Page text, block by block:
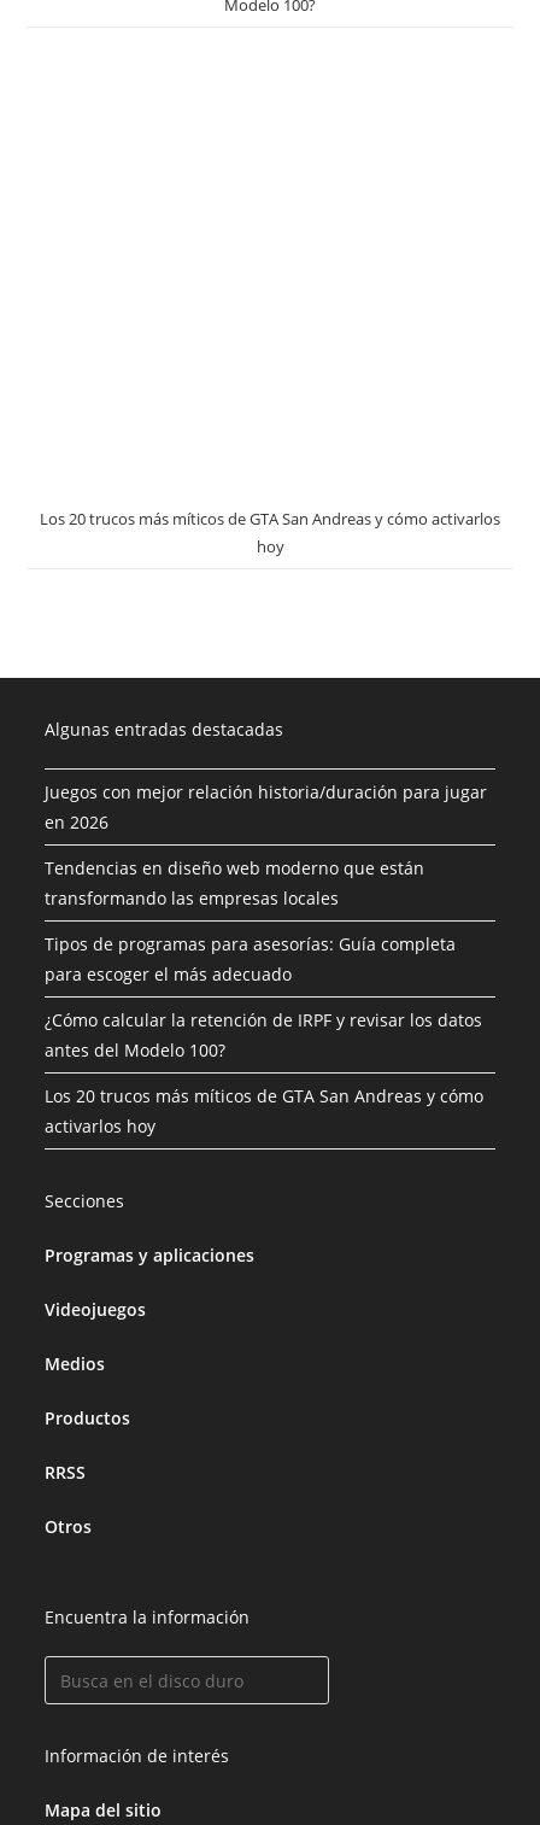
Modelo 100?
Los 20 trucos más míticos de GTA San Andreas y cómo activarlos
hoy
Algunas entradas destacadas
Juegos con mejor relación historia/duración para jugar
en 2026
Tendencias en diseño web moderno que están
transformando las empresas locales
Tipos de programas para asesorías: Guía completa
para escoger el más adecuado
¿Cómo calcular la retención de IRPF y revisar los datos
antes del Modelo 100?
Los 20 trucos más míticos de GTA San Andreas y cómo
activarlos hoy
Secciones
Programas y aplicaciones
Videojuegos
Medios
Productos
RRSS
Otros
Encuentra la información
Información de interés
Mapa del sitio